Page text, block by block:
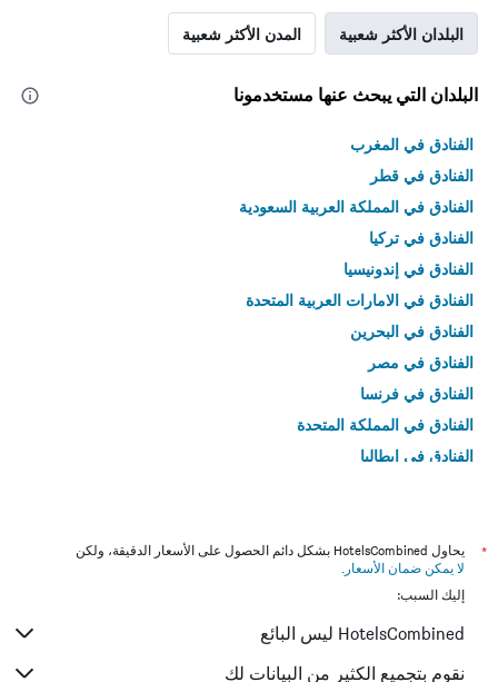
البلدان الأكثر شعبية المدن الأكثر شعبية
البلدان التي يبحث عنها مستخدمونا
الفنادق في المغرب
الفنادق في قطر
الفنادق في المملكة العربية السعودية
الفنادق في تركيا
الفنادق في إندونيسيا
الفنادق في الامارات العربية المتحدة
الفنادق في البحرين
الفنادق في مصر
الفنادق في فرنسا
الفنادق في المملكة المتحدة
الفنادق في إيطاليا
*
يحاول HotelsCombined بشكل دائم الحصول على الأسعار الدقيقة، ولكن
لا يمكن ضمان الأسعار .
إليك السبب:
HotelsCombined ليس البائع
نقوم بتجميع الكثير من البيانات لك